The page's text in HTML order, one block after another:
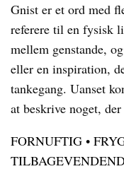
Gnist er et ord med
referere til en fysisk
mellem genstande,
eller en inspiration,
tankegang. Uanset
at beskrive noget,
FORNUFTIG •